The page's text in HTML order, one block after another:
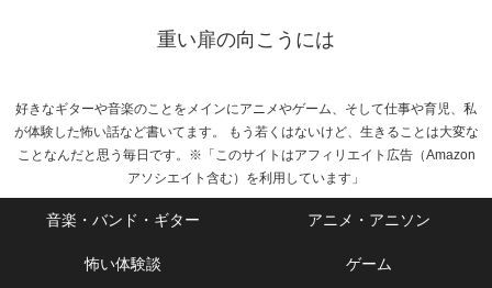
重い扉の向こうには
好きなギターや音楽のことをメインにアニメやゲーム、そして仕事や育児、私
が体験した怖い話など書いてます。 もう若くはないけど、生きることは大変な
ことなんだと思う毎日です。※「このサイトはアフィリエイト広告（Amazon
アソシエイト含む）を利用しています」
音楽・バンド・ギター アニメ・アニソン
怖い体験談 ゲーム